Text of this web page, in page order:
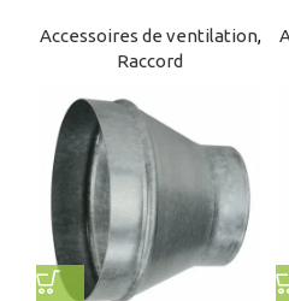
Accessoires de ventilation,
Raccord